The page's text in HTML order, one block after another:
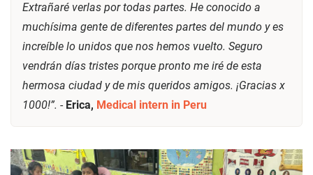
Extrañaré verlas por todas partes. He conocido a
muchísima gente de diferentes partes del mundo y es
increíble lo unidos que nos hemos vuelto. Seguro
vendrán días tristes porque pronto me iré de esta
hermosa ciudad y de mis queridos amigos. ¡Gracias x
1000!”. - Erica, Medical intern in Peru